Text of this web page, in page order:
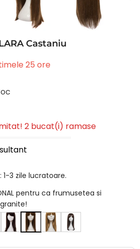
Castaniu
25 ore
2 bucat(i) ramase
3 zile lucratoare.
pentru ca frumusetea si